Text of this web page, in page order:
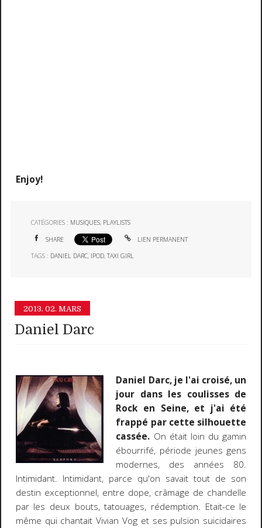
Enjoy!
CATÉGORIES : MUSIQUES, PLAYLISTS
SHARE LIEN PERMANENT
TAGS : DANIEL DARC, IPOD,TAXI GIRL
2013. 02. MARS
Daniel Darc
Daniel Darc, je l'ai croisé, un
jour dans les coulisses de
Rock en Seine, et j'ai été
frappé par cette silhouette
cassée. On était loin du gamin
ébourrifé, période jeunes gens
modernes, des années 80.
Intimidant. Intimidant, parce qu'on savait tout de son
destin exceptionnel, entre dope, crâmage de chandelle
par les deux bouts, tatouages, rédemption. Etait-ce le
même qui chantait Vivian Vog et ses pulsion suicidaires